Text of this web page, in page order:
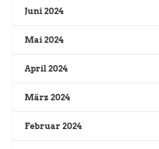
Juni 2024
Mai 2024
April 2024
März 2024
Februar 2024